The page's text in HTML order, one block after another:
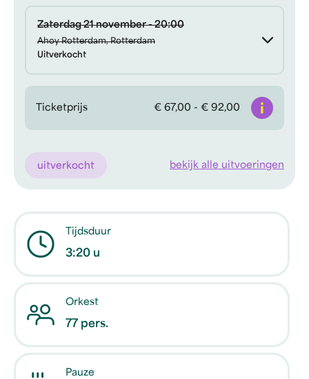
Tijdsduur
3:20 u
Orkest
77 pers.
Pauze
Zaterdag 21 november - 20:00
Ahoy Rotterdam, Rotterdam
Uitverkocht
Ticketprijs € 67,00 - € 92,00 Info
uitverkocht bekijk alle uitvoeringen